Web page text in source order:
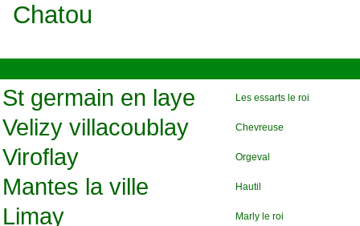
Chatou
St germain en laye Les essarts le roi
Velizy villacoublay Chevreuse
Viroflay Orgeval
Mantes la ville Hautil
Limay Marly le roi